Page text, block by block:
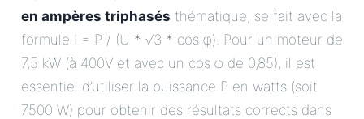
en ampères triphasés thématique, se fait avec la
formule I = P / (U * √3 * cos φ). Pour un moteur de
7,5 kW (à 400V et avec un cos φ de 0,85), il est
essentiel d’utiliser la puissance P en watts (soit
7500 W) pour obtenir des résultats corrects dans